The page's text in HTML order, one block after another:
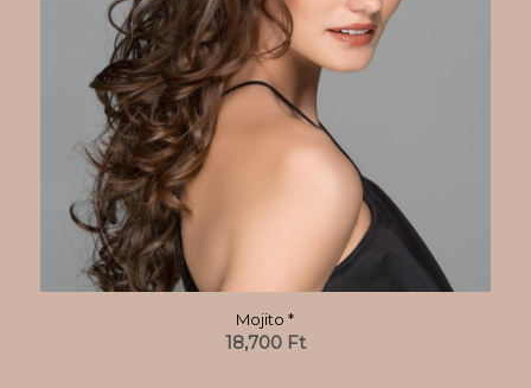
Mojito *
18,700 Ft